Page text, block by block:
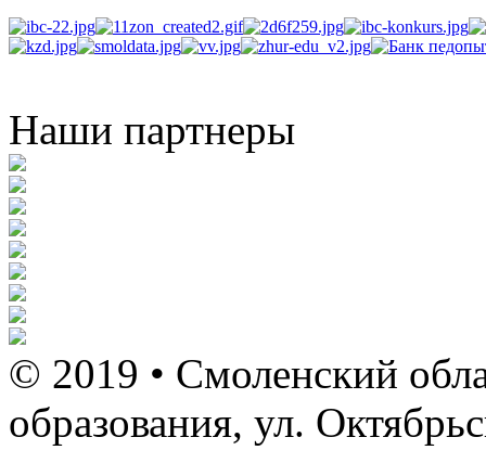
Наши партнеры
© 2019 • Смоленский
образования, ул.